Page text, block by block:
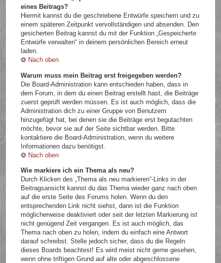
eines Beitrags?
Hiermit kannst du die geschriebene Entwürfe speichern und zu
einem späteren Zeitpunkt vervollständigen und absenden. Den
gesicherten Beitrag kannst du mit der Funktion „Gespeicherte
Entwürfe verwalten“ in deinem persönlichen Bereich erneut
laden.
Nach oben
Warum muss mein Beitrag erst freigegeben werden?
Die Board-Administration kann entschieden haben, dass in
dem Forum, in dem du einen Beitrag erstellt hast, die Beiträge
zuerst geprüft werden müssen. Es ist auch möglich, dass die
Administration dich zu einer Gruppe von Benutzern
hinzugefügt hat, bei denen sie die Beiträge erst begutachten
möchte, bevor sie auf der Seite sichtbar werden. Bitte
kontaktiere die Board-Administration, wenn du weitere
Informationen dazu benötigst.
Nach oben
Wie markiere ich ein Thema als neu?
Durch Klicken des „Thema als neu markieren“-Links in der
Beitragsansicht kannst du das Thema wieder ganz nach oben
auf die erste Seite des Forums holen. Wenn du den
entsprechenden Link nicht siehst, dann ist die Funktion
möglicherweise deaktiviert oder seit der letzten Markierung ist
nicht genügend Zeit vergangen. Es ist auch möglich, das
Thema nach oben zu holen, indem du einfach eine Antwort
darauf schreibst. Stelle jedoch sicher, dass du die Regeln
dieses Boards beachtest! Es wird meist nicht gerne gesehen,
wenn ohne triftigen Grund auf alte oder abgeschlossene